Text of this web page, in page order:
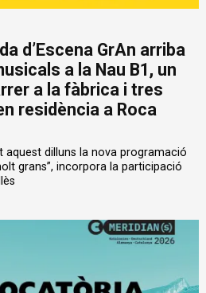
d’Escena GrAn arriba
a la Nau B1, un
a la fàbrica i tres
residència a Roca
aquest dilluns la nova programació
grans”, incorpora la participació